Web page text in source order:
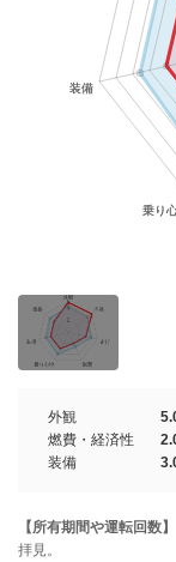
外観
燃費・経済性
装備
【所有期間や運転回数】
拝見。